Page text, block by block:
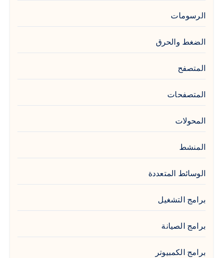
الرسومات
الضغط والحرق
المتصفح
المتصفحات
المحولات
المنشط
الوسائط المتعددة
برامج التشغيل
برامج الصيانة
برامج الكمبيوتر